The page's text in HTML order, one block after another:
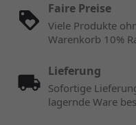
Faire Preise
Viele Produkte
Warenkorb 10%
Lieferung
Sofortige
lagernde Ware